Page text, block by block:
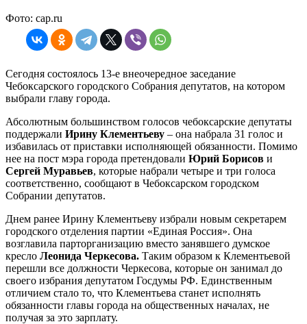
Фото: cap.ru
Сегодня состоялось 13-е внеочередное заседание
Чебоксарского городского Собрания депутатов, на котором
выбрали главу города.
Абсолютным большинством голосов чебоксарские депутаты
поддержали Ирину Клементьеву – она набрала 31 голос и
избавилась от приставки исполняющей обязанности. Помимо
нее на пост мэра города претендовали Юрий Борисов и
Сергей Муравьев, которые набрали четыре и три голоса
соответственно, сообщают в Чебоксарском городском
Собрании депутатов.
Днем ранее Ирину Клементьеву избрали новым секретарем
городского отделения партии «Единая Россия». Она
возглавила парторганизацию вместо занявшего думское
кресло Леонида Черкесова. Таким образом к Клементьевой
перешли все должности Черкесова, которые он занимал до
своего избрания депутатом Госдумы РФ. Единственным
отличием стало то, что Клементьева станет исполнять
обязанности главы города на общественных началах, не
получая за это зарплату.